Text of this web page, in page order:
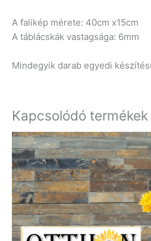
A falikép mérete: 40cm x15cm
A táblácskák vastagsága: 6mm
Mindegyik darab egyedi
Kapcsolódó termékek